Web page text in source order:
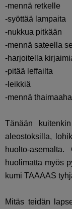
-mennä retkelle
-syöttää lampaita
-nukkua pitkään
-mennä sateella
-harjoitella
-pitää leffailta
-leikkiä
-mennä
Tänään
aleostoksilla,
huolto-
huolimatta myös
kumi TAAAAS
Mitäs teidän